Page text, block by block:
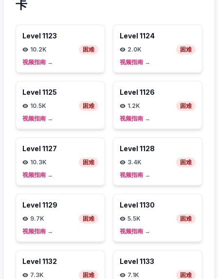
卡
Level 1123
10.2K
困难
视频指南 →
Level 1124
2.0K
困难
视频指南 →
Level 1125
10.5K
困难
视频指南 →
Level 1126
1.2K
困难
视频指南 →
Level 1127
10.3K
困难
视频指南 →
Level 1128
3.4K
困难
视频指南 →
Level 1129
9.7K
困难
视频指南 →
Level 1130
5.5K
困难
视频指南 →
Level 1132
7.3K
困难
Level 1133
7.1K
困难